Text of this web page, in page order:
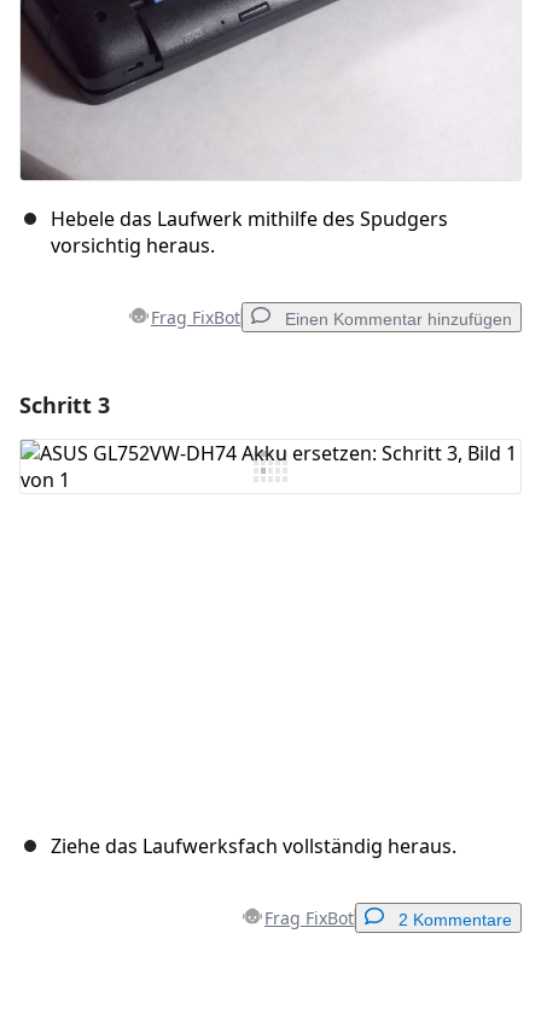
Hebele das Laufwerk mithilfe des Spudgers
vorsichtig heraus.
Frag FixBot Einen Kommentar hinzufügen
Kommentar hinzufügen
Schritt 3
Ziehe das Laufwerksfach vollständig heraus.
Frag FixBot 2 Kommentare